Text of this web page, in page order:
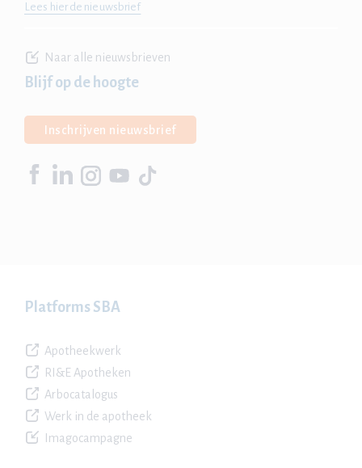
Lees hier de nieuwsbrief
Naar alle nieuwsbrieven
Blijf op de hoogte
Inschrijven nieuwsbrief
Platforms SBA
Apotheekwerk
RI&E Apotheken
Arbocatalogus
Werk in de apotheek
Imagocampagne